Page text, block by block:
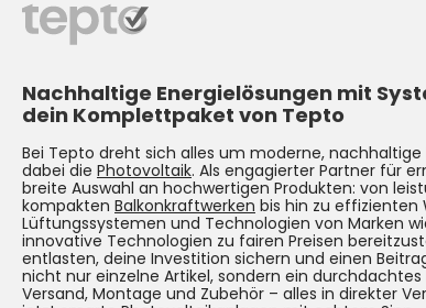
Nachhaltige Energielösungen mit
dein Komplettpaket von Tepto
Bei Tepto dreht sich alles um moderne,
dabei die Photovoltaik. Als engagierter Partner für
breite Auswahl an hochwertigen Produkten: von
kompakten Balkonkraftwerken bis hin zu
Lüftungssystemen und Technologien von Marken
innovative Technologien zu fairen Preisen
entlasten, deine Investition sichern und einen
nicht nur einzelne Artikel, sondern ein
Versand, Montage und Zubehör – alles in direkter